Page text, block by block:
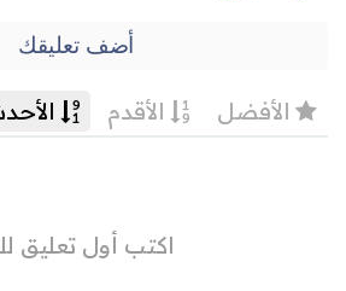
أضف تعليقك